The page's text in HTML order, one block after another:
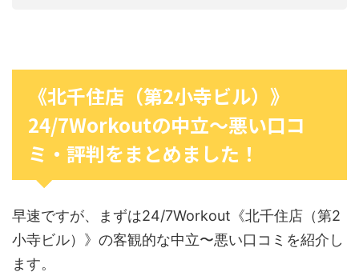
《北千住店（第2小寺ビル）》
24/7Workoutの中立〜悪い口コ
ミ・評判をまとめました！
早速ですが、まずは24/7Workout《北千住店（第2
小寺ビル）》の客観的な中立〜悪い口コミを紹介し
ます。